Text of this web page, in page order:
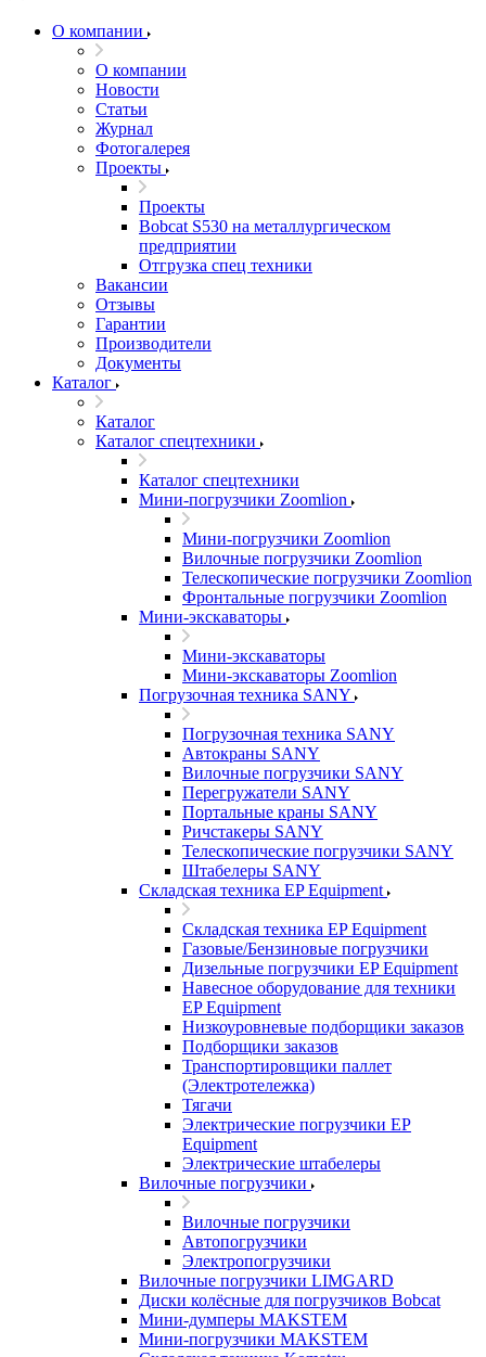
О компании
О компании
Новости
Статьи
Журнал
Фотогалерея
Проекты
Проекты
Bobcat S530 на металлургическом
предприятии
Отгрузка спец техники
Вакансии
Отзывы
Гарантии
Производители
Документы
Каталог
Каталог
Каталог спецтехники
Каталог спецтехники
Мини-погрузчики Zoomlion
Мини-погрузчики Zoomlion
Вилочные погрузчики Zoomlion
Телескопические погрузчики Zoomlion
Фронтальные погрузчики Zoomlion
Мини-экскаваторы
Мини-экскаваторы
Мини-экскаваторы Zoomlion
Погрузочная техника SANY
Погрузочная техника SANY
Автокраны SANY
Вилочные погрузчики SANY
Перегружатели SANY
Портальные краны SANY
Ричстакеры SANY
Телескопические погрузчики SANY
Штабелеры SANY
Складская техника EP Equipment
Складская техника EP Equipment
Газовые/Бензиновые погрузчики
Дизельные погрузчики EP Equipment
Навесное оборудование для техники
EP Equipment
Низкоуровневые подборщики заказов
Подборщики заказов
Транспортировщики паллет
(Электротележка)
Тягачи
Электрические погрузчики EP
Equipment
Электрические штабелеры
Вилочные погрузчики
Вилочные погрузчики
Автопогрузчики
Электропогрузчики
Вилочные погрузчики LIMGARD
Диски колёсные для погрузчиков Bobcat
Мини-думперы MAKSTEM
Мини-погрузчики MAKSTEM